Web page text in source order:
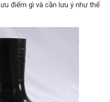
điểm gì và cần lưu ý như thế